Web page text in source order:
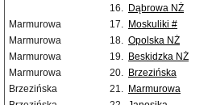
16. Dąbrowa NŻ
Marmurowa
17. Moskuliki #
Marmurowa
18. Opolska NŻ
Marmurowa
19. Beskidzka NŻ
Marmurowa
20. Brzezińska
Brzezińska
21. Marmurowa